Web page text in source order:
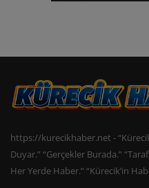
https://kurecikhaber.net -
Duyar.” “Gerçekler Burada.”
Her Yerde Haber.” “Kürecik’in